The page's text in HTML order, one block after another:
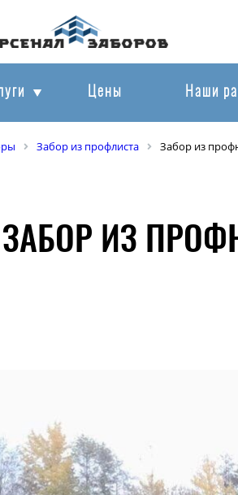
Цены Наши
Забор из профлиста Забор из
ЗАБОР ИЗ